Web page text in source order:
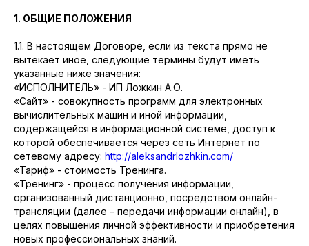
1. ОБЩИЕ ПОЛОЖЕНИЯ
1.1. В настоящем Договоре, если из текста прямо не
вытекает иное, следующие термины будут иметь
указанные ниже значения:
«ИСПОЛНИТЕЛЬ» - ИП Ложкин А.О.
«Сайт» - совокупность программ для электронных
вычислительных машин и иной информации,
содержащейся в информационной системе, доступ к
которой обеспечивается через сеть Интернет по
сетевому адресу: http://aleksandrlozhkin.com/
«Тариф» - стоимость Тренинга.
«Тренинг» - процесс получения информации,
организованный дистанционно, посредством онлайн-
трансляции (далее – передачи информации онлайн), в
целях повышения личной эффективности и приобретения
новых профессиональных знаний.